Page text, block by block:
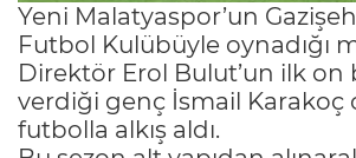
Yeni Malatyaspor’un
Futbol Kulübüyle oynadığı
Direktör Erol Bulut’un ilk on
verdiği genç İsmail Karakoç
futbolla alkış aldı.